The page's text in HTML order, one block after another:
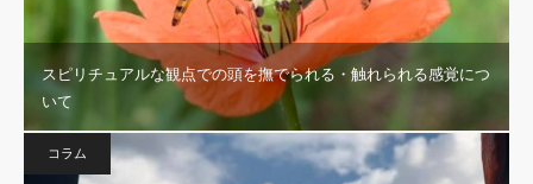
スピリチュアルな観点での頭を撫でられる・触れられる感覚につ
いて
コラム